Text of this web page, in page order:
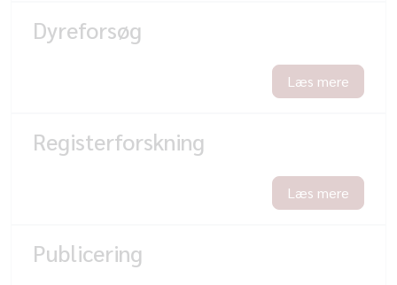
Dyreforsøg
Læs mere
Registerforskning
Læs mere
Publicering